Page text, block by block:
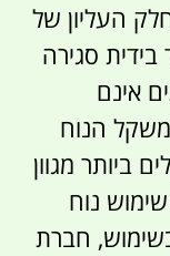
העליון של
סגירה
אינם
הנוח
ביותר מגוון
נוח
בשימוש, חברת